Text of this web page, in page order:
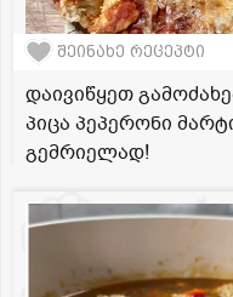
შეინახე რეცეპტი
დაივიწყეთ
პიცა პეპერონი
გემრიელად!